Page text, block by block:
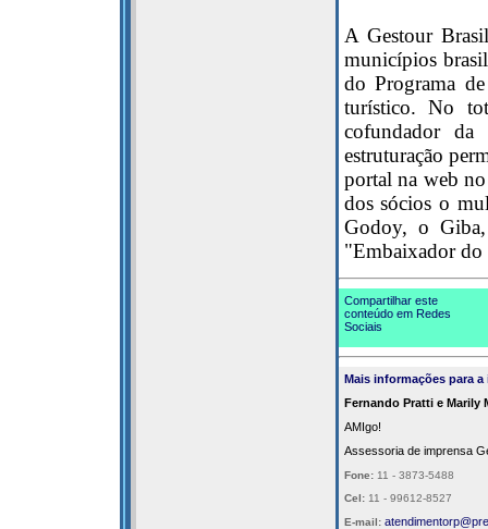
A Gestour
municípios
do Programa
turístico. No
cofundador
estruturação
portal na web
dos sócios o
Godoy, o
"Embaixador
Compartilhar este
conteúdo em Redes
Sociais
Mais informações para a
Fernando Pratti e Marily
AMIgo!
Assessoria de imprensa
Fone: 11 - 3873-5488
Cel:11 - 99612-8527
E-mail: